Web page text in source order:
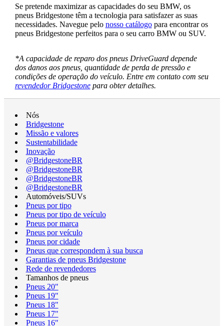
Se pretende maximizar as capacidades do seu BMW, os
pneus Bridgestone têm a tecnologia para satisfazer as suas
necessidades. Navegue pelo nosso catálogopara encontrar os
pneus Bridgestone perfeitos para o seu carro BMW ou SUV.
*A capacidade de reparo dos pneus DriveGuard depende
dos danos aos pneus, quantidade de perda de pressão e
condições de operação do veículo. Entre em contato com seu
revendedor Bridgestonepara obter detalhes.
Nós
Bridgestone
Missão e valores
Sustentabilidade
Inovação
@BridgestoneBR
@BridgestoneBR
@BridgestoneBR
@BridgestoneBR
Automóveis/SUVs
Pneus por tipo
Pneus por tipo de veículo
Pneus por marca
Pneus por veículo
Pneus por cidade
Pneus que correspondem à sua busca
Garantias de pneus Bridgestone
Rede de revendedores
Tamanhos de pneus
Pneus 20"
Pneus 19"
Pneus 18"
Pneus 17"
Pneus 16"